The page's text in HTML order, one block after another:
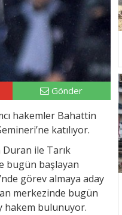
Gönder
hakemler Bahattin
katılıyor.
ile Tarık
bugün başlayan
görev almaya aday
merkezinde bugün
hakem bulunuyor.